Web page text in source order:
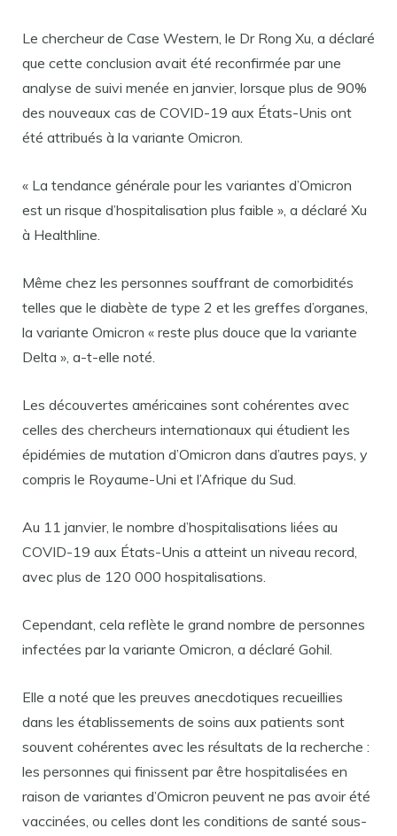
Le chercheur de Case Western, le Dr Rong Xu, a déclaré
que cette conclusion avait été reconfirmée par une
analyse de suivi menée en janvier, lorsque plus de 90%
des nouveaux cas de COVID-19 aux États-Unis ont
été attribués à la variante Omicron.
« La tendance générale pour les variantes d’Omicron
est un risque d’hospitalisation plus faible », a déclaré Xu
à Healthline.
Même chez les personnes souffrant de comorbidités
telles que le diabète de type 2 et les greffes d’organes,
la variante Omicron « reste plus douce que la variante
Delta », a-t-elle noté.
Les découvertes américaines sont cohérentes avec
celles des chercheurs internationaux qui étudient les
épidémies de mutation d’Omicron dans d’autres pays, y
compris le Royaume-Uni et l’Afrique du Sud.
Au 11 janvier, le nombre d’hospitalisations liées au
COVID-19 aux États-Unis a atteint un niveau record,
avec plus de 120 000 hospitalisations.
Cependant, cela reflète le grand nombre de personnes
infectées par la variante Omicron, a déclaré Gohil.
Elle a noté que les preuves anecdotiques recueillies
dans les établissements de soins aux patients sont
souvent cohérentes avec les résultats de la recherche :
les personnes qui finissent par être hospitalisées en
raison de variantes d’Omicron peuvent ne pas avoir été
vaccinées, ou celles dont les conditions de santé sous-